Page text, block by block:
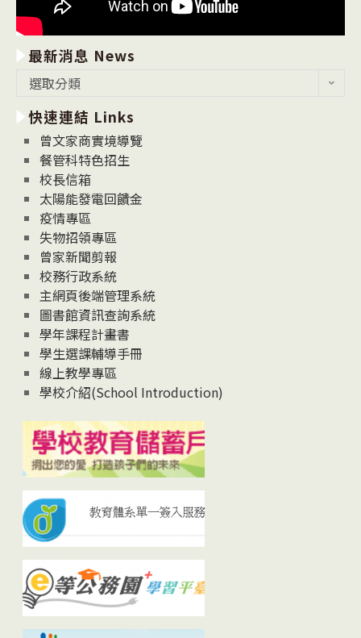
最新消息 News
消
息
News
選取分類
快速連結 Links
曾文家商實境導覽
餐管科特色招生
校長信箱
太陽能發電回饋金
疫情專區
失物招領專區
曾家新聞剪報
校務行政系統
主網頁後端管理系統
圖書館資訊查詢系統
學年課程計畫書
學生選課輔導手冊
線上教學專區
學校介紹(School Introduction)